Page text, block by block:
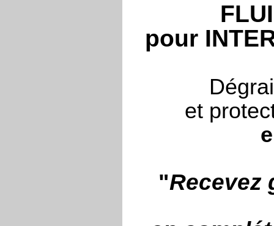
pour
et
"Recevez